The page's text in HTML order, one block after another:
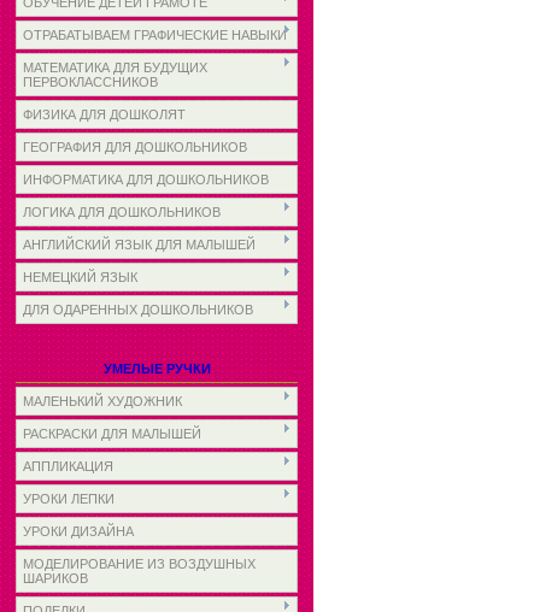
ОТРАБАТЫВАЕМ ГРАФИЧЕСКИЕ НАВЫКИ
МАТЕМАТИКА ДЛЯ БУДУЩИХ
ПЕРВОКЛАССНИКОВ
ФИЗИКА ДЛЯ ДОШКОЛЯТ
ГЕОГРАФИЯ ДЛЯ ДОШКОЛЬНИКОВ
ИНФОРМАТИКА ДЛЯ ДОШКОЛЬНИКОВ
ЛОГИКА ДЛЯ ДОШКОЛЬНИКОВ
АНГЛИЙСКИЙ ЯЗЫК ДЛЯ МАЛЫШЕЙ
НЕМЕЦКИЙ ЯЗЫК
ДЛЯ ОДАРЕННЫХ ДОШКОЛЬНИКОВ
УМЕЛЫЕ РУЧКИ
МАЛЕНЬКИЙ ХУДОЖНИК
РАСКРАСКИ ДЛЯ МАЛЫШЕЙ
АППЛИКАЦИЯ
УРОКИ ЛЕПКИ
УРОКИ ДИЗАЙНА
МОДЕЛИРОВАНИЕ ИЗ ВОЗДУШНЫХ
ШАРИКОВ